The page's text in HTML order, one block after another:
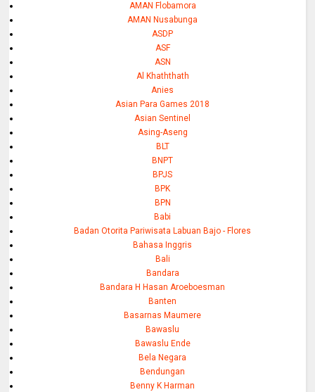
AMAN Flobamora
AMAN Nusabunga
ASDP
ASF
ASN
Al Khaththath
Anies
Asian Para Games 2018
Asian Sentinel
Asing-Aseng
BLT
BNPT
BPJS
BPK
BPN
Babi
Badan Otorita Pariwisata Labuan Bajo - Flores
Bahasa Inggris
Bali
Bandara
Bandara H Hasan Aroeboesman
Banten
Basarnas Maumere
Bawaslu
Bawaslu Ende
Bela Negara
Bendungan
Benny K Harman